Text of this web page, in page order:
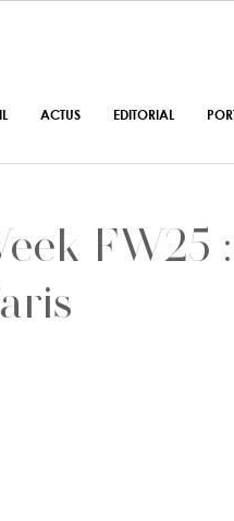
FW25
ACTUS EDITORIAL